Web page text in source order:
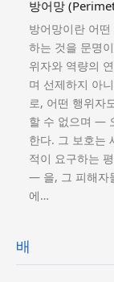
방어망
방어망이란 어
하는 것을 문명
위자와 역량의
며 선제하지 아
로, 어떤 행위자
할 수 없으며 —
한다. 그 보호는
적이 요구하는
— 을, 그 피해자
에…
배